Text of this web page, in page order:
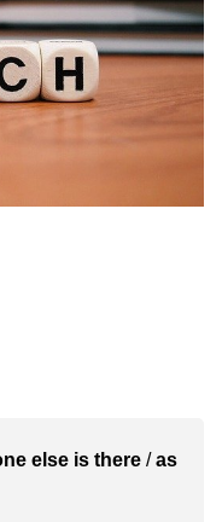
else is there /as